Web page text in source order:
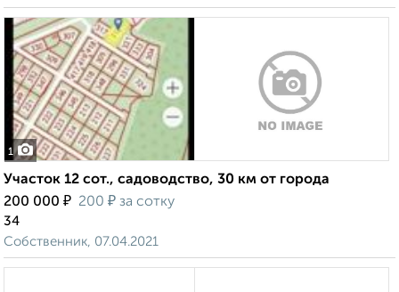
1
Участок 12 сот., садоводство, 30 км от города
200 000 ₽ 200 ₽ за сотку
34
Собственник, 07.04.2021